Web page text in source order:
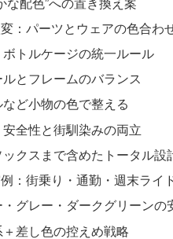
：パーツとウェアの色合わ
トルケージの統一ルール
とフレームのバランス
ど小物の色で整える
全性と街馴染みの両立
クスまで含めたトータル設
：街乗り・通勤・週末ライ
グレー・ダークグリーンの
差し色の控えめ戦略